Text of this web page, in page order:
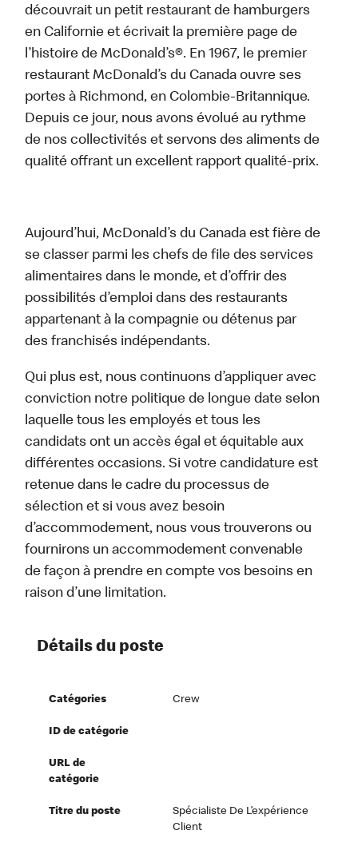
découvrait un petit restaurant de hamburgers
en Californie et écrivait la première page de
l’histoire de McDonald’s®. En 1967, le premier
restaurant McDonald’s du Canada ouvre ses
portes à Richmond, en Colombie-Britannique.
Depuis ce jour, nous avons évolué au rythme
de nos collectivités et servons des aliments de
qualité offrant un excellent rapport qualité-prix.
Aujourd’hui, McDonald’s du Canada est fière de
se classer parmi les chefs de file des services
alimentaires dans le monde, et d’offrir des
possibilités d’emploi dans des restaurants
appartenant à la compagnie ou détenus par
des franchisés indépendants.
Qui plus est, nous continuons d’appliquer avec
conviction notre politique de longue date selon
laquelle tous les employés et tous les
candidats ont un accès égal et équitable aux
différentes occasions. Si votre candidature est
retenue dans le cadre du processus de
sélection et si vous avez besoin
d’accommodement, nous vous trouverons ou
fournirons un accommodement convenable
de façon à prendre en compte vos besoins en
raison d’une limitation.
Détails du poste
Catégories Crew
ID de catégorie
URL de
catégorie
Titre du poste
Spécialiste De L’expérience
Client